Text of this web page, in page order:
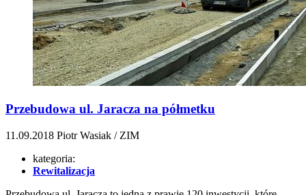
Przebudowa ul. Jaracza na półmetku
11.09.2018 Piotr Wasiak / ZIM
kategoria:
Rewitalizacja